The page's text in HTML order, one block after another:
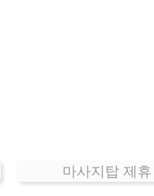
마사지탑 제휴